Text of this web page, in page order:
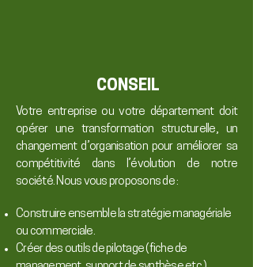
CONSEIL
Votre entreprise ou votre département doit
opérer une transformation structurelle, un
changement d’organisation pour améliorer sa
compétitivité dans l’évolution de notre
société. Nous vous proposons de :
Construire ensemble la stratégie managériale
ou commerciale.
Créer des outils de pilotage (fiche de